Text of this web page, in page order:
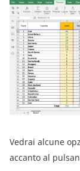
Vedrai alcune
accanto al